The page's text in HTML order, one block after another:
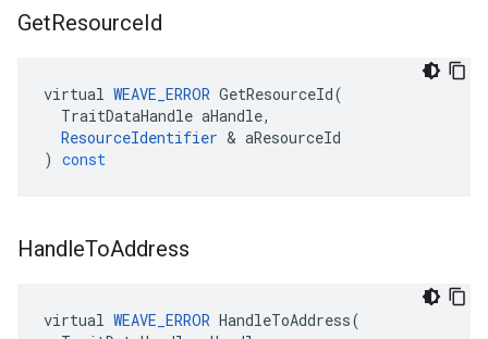
GetResourceId
virtual WEAVE_ERROR GetResourceId(
TraitDataHandle aHandle,
ResourceIdentifier & aResourceId
) const
HandleToAddress
virtual WEAVE_ERROR HandleToAddress(